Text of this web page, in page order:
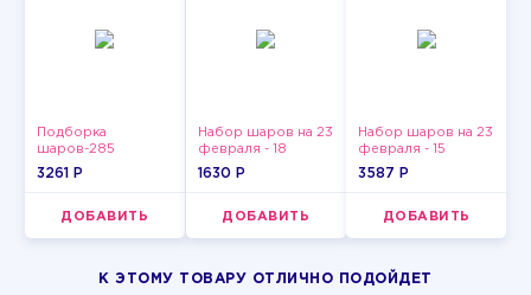
Подборка
шаров-285
3261 P
ДОБАВИТЬ
Набор шаров на 23
февраля - 18
1630 P
ДОБАВИТЬ
Набор шаров на 23
февраля - 15
3587 P
ДОБАВИТЬ
К ЭТОМУ ТОВАРУ ОТЛИЧНО ПОДОЙДЕТ